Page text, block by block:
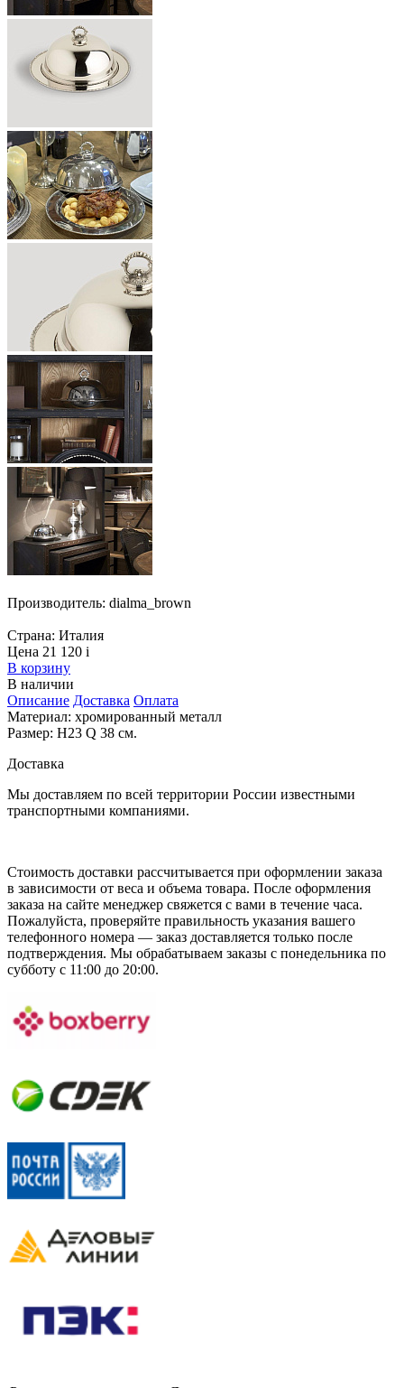
Производитель: dialma_brown
Страна: Италия
Цена 21 120 i
В корзину
В наличии
Описание Доставка Оплата
Материал: хромированный металл
Размер: H23 Q 38 см.
Доставка
Мы доставляем по всей территории России известными
транспортными компаниями.
Стоимость доставки рассчитывается при оформлении заказа
в зависимости от веса и объема товара. После оформления
заказа на сайте менеджер свяжется с вами в течение часа.
Пожалуйста, проверяйте правильность указания вашего
телефонного номера — заказ доставляется только после
подтверждения. Мы обрабатываем заказы с понедельника по
субботу с 11:00 до 20:00.